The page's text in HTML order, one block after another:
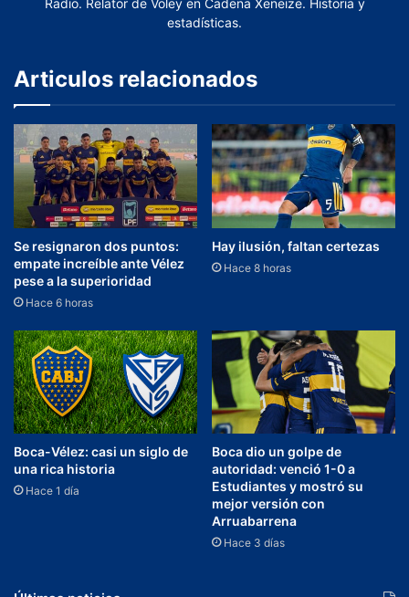
Radio. Relator de Voley en Cadena Xeneize. Historia y
estadísticas.
Articulos relacionados
Se resignaron dos puntos:
empate increíble ante Vélez
pese a la superioridad
Hace 6 horas
Hay ilusión, faltan certezas
Hace 8 horas
Boca-Vélez: casi un siglo de
una rica historia
Hace 1 día
Boca dio un golpe de
autoridad: venció 1-0 a
Estudiantes y mostró su
mejor versión con
Arruabarrena
Hace 3 días